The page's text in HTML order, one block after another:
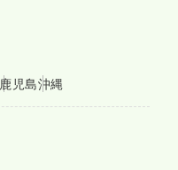
鹿児島沖縄